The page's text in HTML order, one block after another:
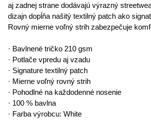
aj zadnej strane dodávajú výrazný
dizajn dopĺňa našitý textilný patch ako
Rovný mierne voľný strih zabezpečuje
· Bavlnené tričko 210 gsm
· Potlače vpredu aj vzadu
· Signature textilný patch
· Mierne voľný rovný strih
· Pohodlné na každodenné nosenie
· 100 % bavlna
· Farba výrobcu: White